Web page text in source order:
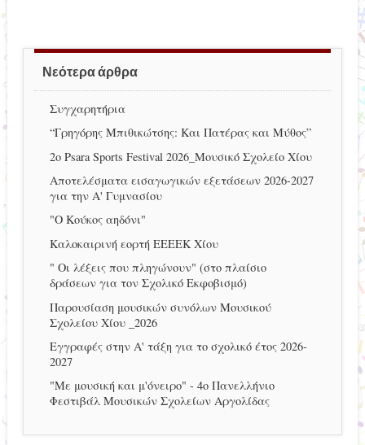
Νεότερα άρθρα
Συγχαρητήρια
“Γρηγόρης Μπιθικώτσης: Και Πατέρας και Μύθος”
2ο Psara Sports Festival 2026_Μουσικό Σχολείο Χίου
Αποτελέσματα εισαγωγικών εξετάσεων 2026-2027
για την Α' Γυμνασίου
"Ο Κούκος αηδόνι"
Καλοκαιρινή εορτή ΕΕΕΕΚ Χίου
" Οι λέξεις που πληγώνουν" (στο πλαίσιο
δράσεων για τον Σχολικό Εκφοβισμό)
Παρουσίαση μουσικών συνόλων Μουσικού
Σχολείου Χίου _2026
Εγγραφές στην Α' τάξη για το σχολικό έτος 2026-
2027
"Με μουσική και μ'όνειρο" - 4ο Πανελλήνιο
Φεστιβάλ Μουσικών Σχολείων Αργολίδας